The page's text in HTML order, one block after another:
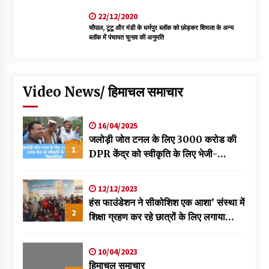
22/12/2020
चौपाल, टूटू और मंडी के धर्मपुर ब्लॉक को छोड़कर शिमला के अन्य
ब्लॉक में पंचायत चुनाव की अनुमति
Video News/ हिमाचल समाचार
1
16/04/2025
जलोड़ी जोत टनल के लिए 3000 करोड की
DPR केंद्र को स्वीकृति के लिए भेजी-
2
12/12/2023
हंस फाउंडेशन ने सीकोशिश एक आशा’ संस्था में
शिक्षा ग्रहण कर रहे छात्रों के लिए लगाया
10/04/2023
हिमाचल समाचार